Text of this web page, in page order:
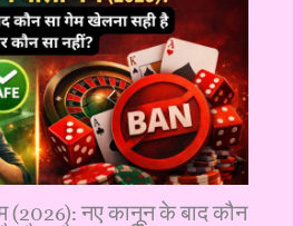
(2026): नए कानून के बाद कौन